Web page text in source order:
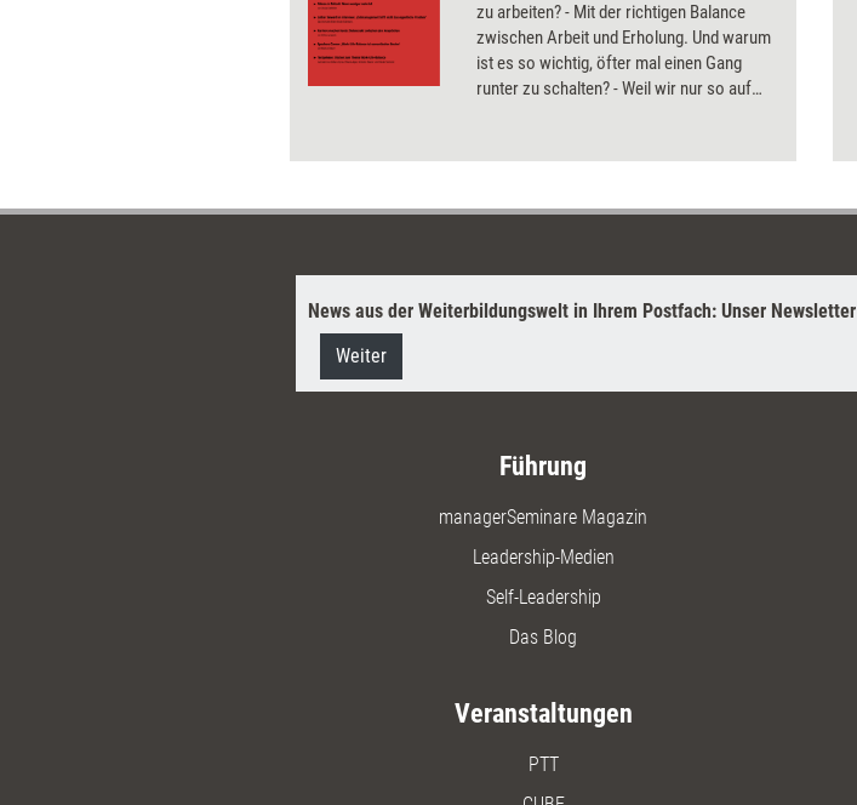
zu arbeiten? - Mit der richtigen Balance
zwischen Arbeit und Erholung. Und warum
ist es so wichtig, öfter mal einen Gang
runter zu schalten? - Weil wir nur so auf
Dossiers zum Thema Work-Life-Balance
News aus der Weiterbildungswelt in Ihrem Postfach: Unser Newsletter
Weiter
Führung
managerSeminare Magazin
Leadership-Medien
Self-Leadership
Das Blog
Veranstaltungen
PTT